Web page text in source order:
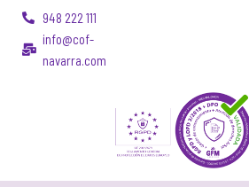
948 222 111
info@cof-
navarra.com